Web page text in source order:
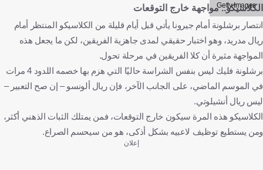
Getty Images
الكلاسيكو.. مواجهة خارج التوقعات
انتصار برشلونة أمام جيرونا يأتي قبل أيام قليلة من الكلاسيكو المنتظر أمام
ريال مدريد، وهو اختبار حقيقي لمدى جاهزية الفريقين، لكن ما يجعل هذه
المواجهة مثيرة أن كلا الفريقين في مرحلة تحول.
برشلونة فليك ليس بنفس الشراسة حاليًا التي هزم بها خصمه اللدود 4 مرات
في الموسم الماضي، على الجانب الآخر، فإن ريال ألونسو – إن صح التعبير –
ليس ريال أنشيلوتي.
الكلاسيكو هذه المرة سيكون خارج التوقعات، فمن يمتلك الثبات الذهني أكثر،
ومن يستطيع توظيف لاعبيه بشكل أذكى، هو من سيحسم الصراع.
إعلان